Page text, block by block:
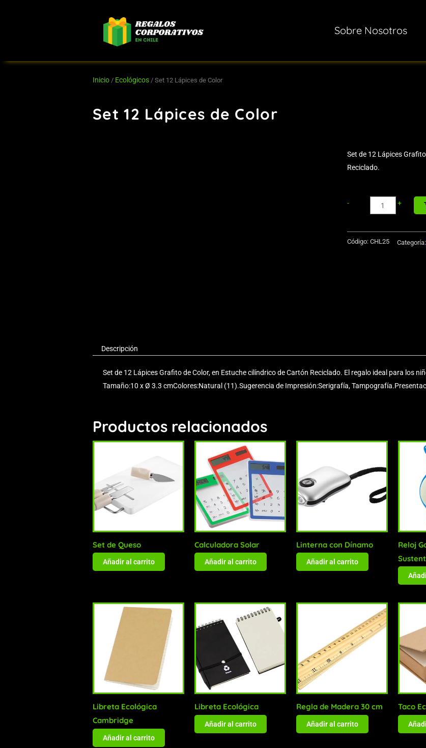
Sobre Nosotros
Inicio / Ecológicos / Set 12 Lápices de Color
Set 12 Lápices de Color
Set de 12 Lápices
Reciclado.
-
Aluminio
+
Código: CHL25 Categoría:
Descripción
Set de 12 Lápices Grafito de Color, en Estuche cilíndrico de Cartón Reciclado. El regalo ideal para los
Tamaño:10 x Ø 3.3 cmColores:Natural (11).Sugerencia de Impresión:Serigrafía,
Productos relacionados
Set de Queso
Añadir al carrito
Calculadora Solar
Añadir al carrito
Linterna con Dínamo
Añadir al carrito
Reloj
Libreta Ecológica
Cambridge
Añadir al carrito
Libreta Ecológica
Añadir al carrito
Regla de Madera 30 cm
Añadir al carrito
Taco